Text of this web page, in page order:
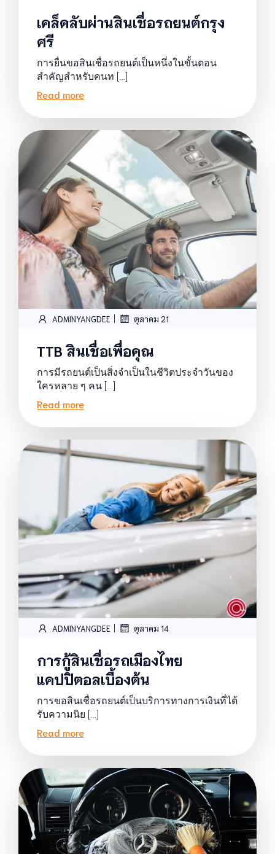
เคล็ดลับผ่านสินเชื่อรถยนต์กรุง
ศรี
การยื่นขอสินเชื่อรถยนต์เป็นหนึ่งในขั้นตอน
สำคัญสำหรับคนท […]
Read more
ADMINYANGDEE | ตุลาคม 21
TTB สินเชื่อเพื่อคุณ
การมีรถยนต์เป็นสิ่งจำเป็นในชีวิตประจำวันของ
ใครหลาย ๆ คน […]
Read more
ADMINYANGDEE | ตุลาคม 14
การกู้สินเชื่อรถเมืองไทย
แคปปิตอลเบื้องต้น
การขอสินเชื่อรถยนต์เป็นบริการทางการเงินที่ได้
รับความนิย […]
Read more